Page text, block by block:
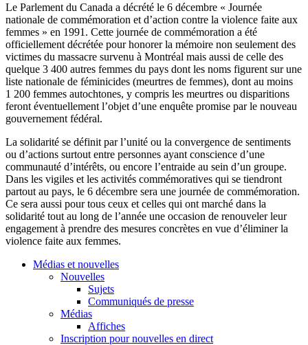
Le Parlement du Canada a décrété le 6 décembre « Journée
nationale de commémoration et d’action contre la violence faite aux
femmes » en 1991. Cette journée de commémoration a été
officiellement décrétée pour honorer la mémoire non seulement des
victimes du massacre survenu à Montréal mais aussi de celle des
quelque 3 400 autres femmes du pays dont les noms figurent sur une
liste nationale de féminicides (meurtres de femmes), dont au moins
1 200 femmes autochtones, y compris les meurtres ou disparitions
feront éventuellement l’objet d’une enquête promise par le nouveau
gouvernement fédéral.
La solidarité se définit par l’unité ou la convergence de sentiments
ou d’actions surtout entre personnes ayant conscience d’une
communauté d’intérêts, ou encore l’entraide au sein d’un groupe.
Dans les vigiles et les activités commémoratives qui se tiendront
partout au pays, le 6 décembre sera une journée de commémoration.
Ce sera aussi pour tous ceux et celles qui ont marché dans la
solidarité tout au long de l’année une occasion de renouveler leur
engagement à prendre des mesures concrètes en vue d’éliminer la
violence faite aux femmes.
Médias et nouvelles
Nouvelles
Sujets
Communiqués de presse
Médias
Affiches
Inscription pour nouvelles en direct